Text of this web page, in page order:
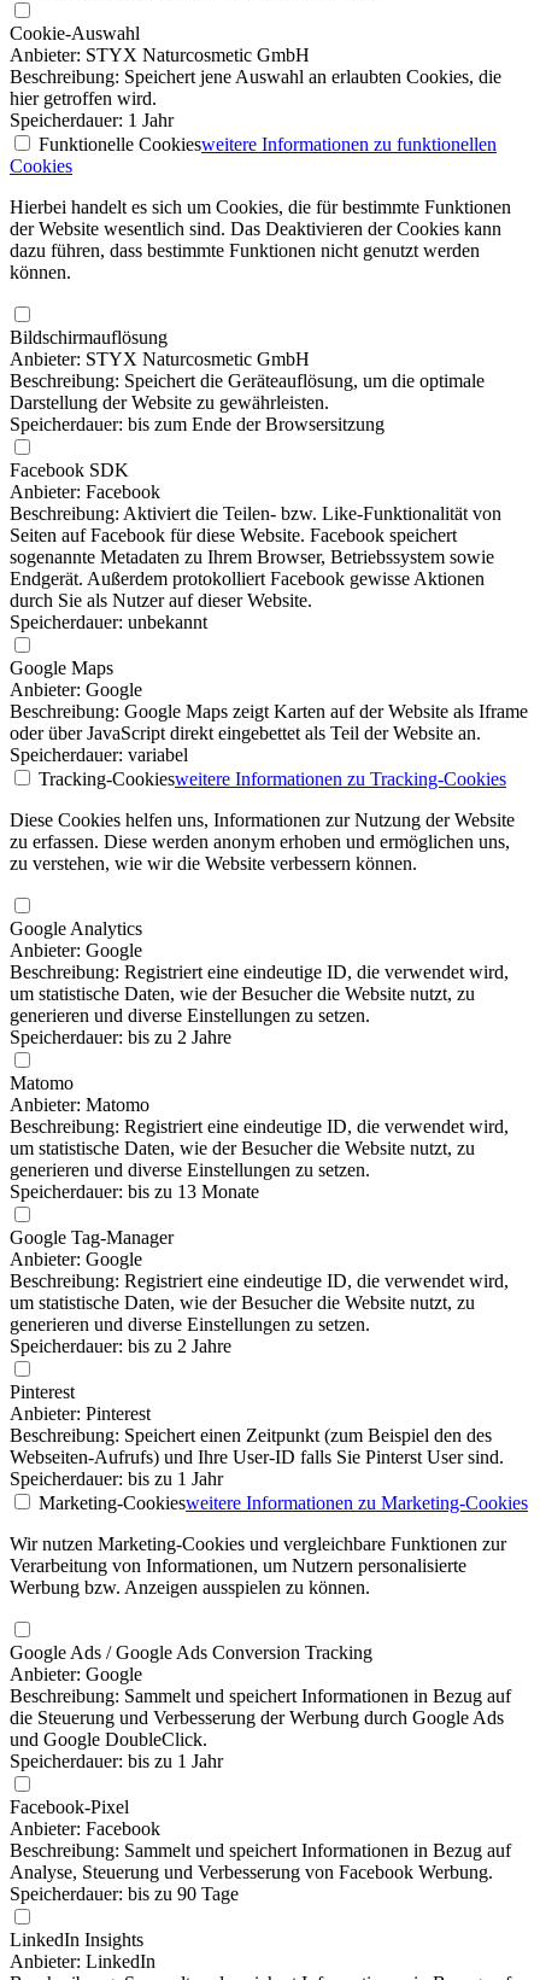
Cookie-Auswahl
Anbieter: STYX Naturcosmetic GmbH
Beschreibung: Speichert jene Auswahl an erlaubten Cookies, die
hier getroffen wird.
Speicherdauer: 1 Jahr
Funktionelle Cookiesweitere Informationen zu funktionellen
Cookies
Hierbei handelt es sich um Cookies, die für bestimmte Funktionen
der Website wesentlich sind. Das Deaktivieren der Cookies kann
dazu führen, dass bestimmte Funktionen nicht genutzt werden
können.
Bildschirmauflösung
Anbieter: STYX Naturcosmetic GmbH
Beschreibung: Speichert die Geräteauflösung, um die optimale
Darstellung der Website zu gewährleisten.
Speicherdauer: bis zum Ende der Browsersitzung
Facebook SDK
Anbieter: Facebook
Beschreibung: Aktiviert die Teilen- bzw. Like-Funktionalität von
Seiten auf Facebook für diese Website. Facebook speichert
sogenannte Metadaten zu Ihrem Browser, Betriebssystem sowie
Endgerät. Außerdem protokolliert Facebook gewisse Aktionen
durch Sie als Nutzer auf dieser Website.
Speicherdauer: unbekannt
Google Maps
Anbieter: Google
Beschreibung: Google Maps zeigt Karten auf der Website als Iframe
oder über JavaScript direkt eingebettet als Teil der Website an.
Speicherdauer: variabel
Tracking-Cookiesweitere Informationen zu Tracking-Cookies
Diese Cookies helfen uns, Informationen zur Nutzung der Website
zu erfassen. Diese werden anonym erhoben und ermöglichen uns,
zu verstehen, wie wir die Website verbessern können.
Google Analytics
Anbieter: Google
Beschreibung: Registriert eine eindeutige ID, die verwendet wird,
um statistische Daten, wie der Besucher die Website nutzt, zu
generieren und diverse Einstellungen zu setzen.
Speicherdauer: bis zu 2 Jahre
Matomo
Anbieter: Matomo
Beschreibung: Registriert eine eindeutige ID, die verwendet wird,
um statistische Daten, wie der Besucher die Website nutzt, zu
generieren und diverse Einstellungen zu setzen.
Speicherdauer: bis zu 13 Monate
Google Tag-Manager
Anbieter: Google
Beschreibung: Registriert eine eindeutige ID, die verwendet wird,
um statistische Daten, wie der Besucher die Website nutzt, zu
generieren und diverse Einstellungen zu setzen.
Speicherdauer: bis zu 2 Jahre
Pinterest
Anbieter: Pinterest
Beschreibung: Speichert einen Zeitpunkt (zum Beispiel den des
Webseiten-Aufrufs) und Ihre User-ID falls Sie Pinterst User sind.
Speicherdauer: bis zu 1 Jahr
Marketing-Cookiesweitere Informationen zu Marketing-Cookies
Wir nutzen Marketing-Cookies und vergleichbare Funktionen zur
Verarbeitung von Informationen, um Nutzern personalisierte
Werbung bzw. Anzeigen ausspielen zu können.
Google Ads / Google Ads Conversion Tracking
Anbieter: Google
Beschreibung: Sammelt und speichert Informationen in Bezug auf
die Steuerung und Verbesserung der Werbung durch Google Ads
und Google DoubleClick.
Speicherdauer: bis zu 1 Jahr
Facebook-Pixel
Anbieter: Facebook
Beschreibung: Sammelt und speichert Informationen in Bezug auf
Analyse, Steuerung und Verbesserung von Facebook Werbung.
Speicherdauer: bis zu 90 Tage
LinkedIn Insights
Anbieter: LinkedIn